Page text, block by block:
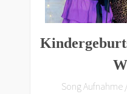
Song Aufnahme